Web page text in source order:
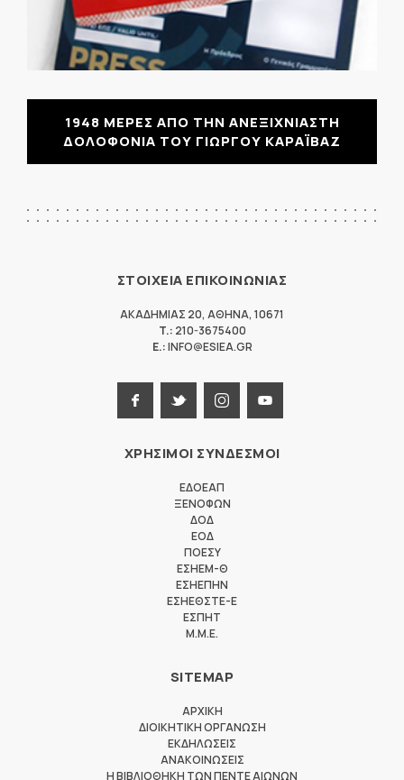
1948 ΜΕΡΕΣ ΑΠΟ ΤΗΝ ΑΝΕΞΙΧΝΙΑΣΤΗ
ΔΟΛΟΦΟΝΙΑ ΤΟΥ ΓΙΩΡΓΟΥ ΚΑΡΑΪΒΑΖ
ΣΤΟΙΧΕΙΑ ΕΠΙΚΟΙΝΩΝΙΑΣ
ΑΚΑΔΗΜΙΑΣ 20, ΑΘΗΝΑ, 10671
T.: 210-3675400
E.:INFO@ESIEA.GR
ΧΡΗΣΙΜΟΙ ΣΥΝΔΕΣΜΟΙ
ΕΔΟΕΑΠ
ΞΕΝΟΦΩΝ
ΔΟΔ
ΕΟΔ
ΠΟΕΣΥ
ΕΣΗΕΜ-Θ
ΕΣΗΕΠΗΝ
ΕΣΗΕΘΣΤΕ-Ε
ΕΣΠΗΤ
M.M.E.
SITEMAP
ΑΡΧΙΚΗ
ΔΙΟΙΚΗΤΙΚΗ ΟΡΓΑΝΩΣΗ
ΕΚΔΗΛΩΣΕΙΣ
ΑΝΑΚΟΙΝΩΣΕΙΣ
Η ΒΙΒΛΙΟΘΗΚΗ ΤΩΝ ΠΕΝΤΕ ΑΙΩΝΩΝ